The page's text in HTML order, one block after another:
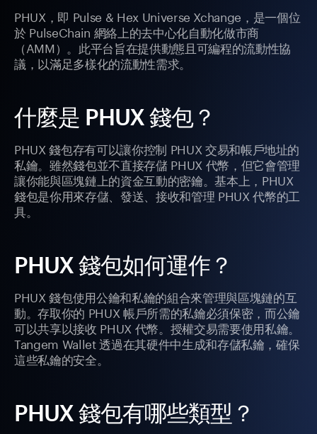
PHUX，即 Pulse & Hex Universe Xchange，是一個位
於 PulseChain 網絡上的去中心化自動化做市商
（AMM）。此平台旨在提供動態且可編程的流動性協
議，以滿足多樣化的流動性需求。
什麼是 PHUX 錢包？
PHUX 錢包存有可以讓你控制 PHUX 交易和帳戶地址的
私鑰。雖然錢包並不直接存儲 PHUX 代幣，但它會管理
讓你能與區塊鏈上的資金互動的密鑰。基本上，PHUX
錢包是你用來存儲、發送、接收和管理 PHUX 代幣的工
具。
PHUX 錢包如何運作？
PHUX 錢包使用公鑰和私鑰的組合來管理與區塊鏈的互
動。存取你的 PHUX 帳戶所需的私鑰必須保密，而公鑰
可以共享以接收 PHUX 代幣。授權交易需要使用私鑰。
Tangem Wallet 透過在其硬件中生成和存儲私鑰，確保
這些私鑰的安全。
PHUX 錢包有哪些類型？